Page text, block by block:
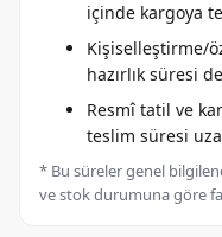
içinde kargoya
Kişiselleştirme/
hazırlık süresi
Resmî tatil ve
teslim süresi
* Bu süreler genel
ve stok durumuna göre